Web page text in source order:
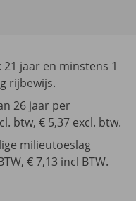
jaar en minstens 1
rijbewijs.
26 jaar per
btw, € 5,37 excl. btw.
milieutoeslag
€ 7,13 incl BTW.